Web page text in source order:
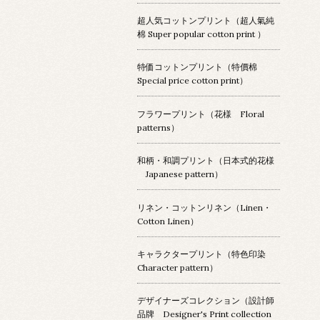
超人気コットンプリント（超人氣純
棉 Super popular cotton print ）
特価コットンプリント（特價棉
Special price cotton print）
フラワープリント（花様 Floral
patterns）
和柄・和調プリント（日本式的花様
Japanese pattern）
リネン・コットンリネン（Linen・
Cotton Linen）
キャラクタープリント（特色印染
Character pattern）
デザイナーズコレクション（設計師
品牌 Designer's Print collection